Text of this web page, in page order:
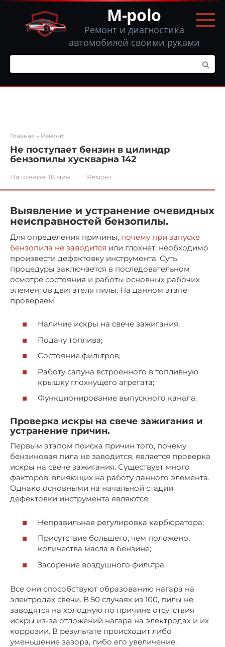
Перейти
контенту
M-polo
Ремонт и диагностика
автомобилей своими руками
Поиск:
Главная » Ремонт
Не поступает бензин в цилиндр
бензопилы хускварна 142
На чтение: 18 мин Ремонт
Выявление и устранение очевидных
неисправностей бензопилы.
Для определения причины, почему при запуске
бензопила не заводится или глохнет, необходимо
произвести дефектовку инструмента. Суть
процедуры заключается в последовательном
осмотре состояния и работы основных рабочих
элементов двигателя пилы. На данном этапе
проверяем:
Наличие искры на свече зажигания;
Подачу топлива;
Состояние фильтров;
Работу сапуна встроенного в топливную
крышку глохнущего агрегата;
Функционирование выпускного канала.
Проверка искры на свече зажигания и
устранение причин.
Первым этапом поиска причин того, почему
бензиновая пила не заводится, является проверка
искры на свече зажигания. Существует много
факторов, влияющих на работу данного элемента.
Однако основными на начальной стадии
дефектовки инструмента являются:
Неправильная регулировка карбюратора;
Присутствие большего, чем положено,
количества масла в бензине;
Засорение воздушного фильтра.
Все они способствуют образованию нагара на
электродах свечи. В 50 случаях из 100, пилы не
заводятся на холодную по причине отсутствия
искры из-за отложений нагара на электродах и их
коррозии. В результате происходит либо
уменьшение зазора, либо его увеличение.